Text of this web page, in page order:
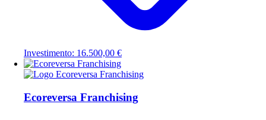
Investimento: 16.500,00 €
Ecoreversa Franchising